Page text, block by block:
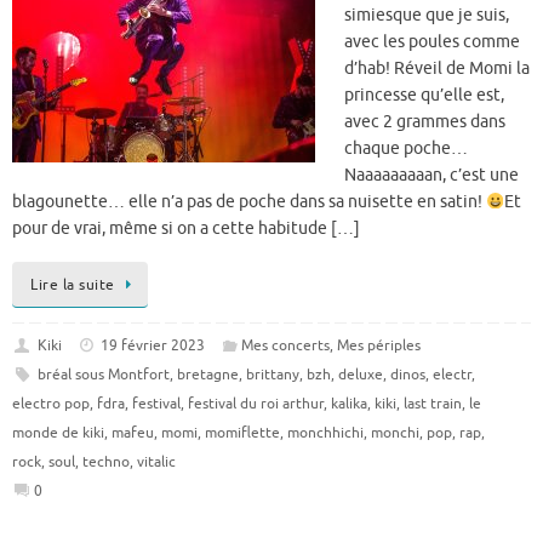
simiesque que je suis,
avec les poules comme
d’hab! Réveil de Momi la
princesse qu’elle est,
avec 2 grammes dans
chaque poche…
Naaaaaaaaan, c’est une
blagounette… elle n’a pas de poche dans sa nuisette en satin!
Et
pour de vrai, même si on a cette habitude […]
Lire la suite
Kiki 19 février 2023 Mes concerts, Mes périples
bréal sous Montfort, bretagne, brittany, bzh, deluxe, dinos, electr,
electro pop, fdra, festival, festival du roi arthur, kalika, kiki, last train, le
monde de kiki, mafeu, momi, momiflette, monchhichi, monchi, pop, rap,
rock, soul, techno, vitalic
0